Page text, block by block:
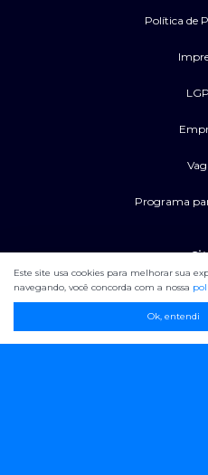
Política de
Programa
Este site usa cookies para melhorar sua
navegando, você concorda com a nossa
Ok, entendi